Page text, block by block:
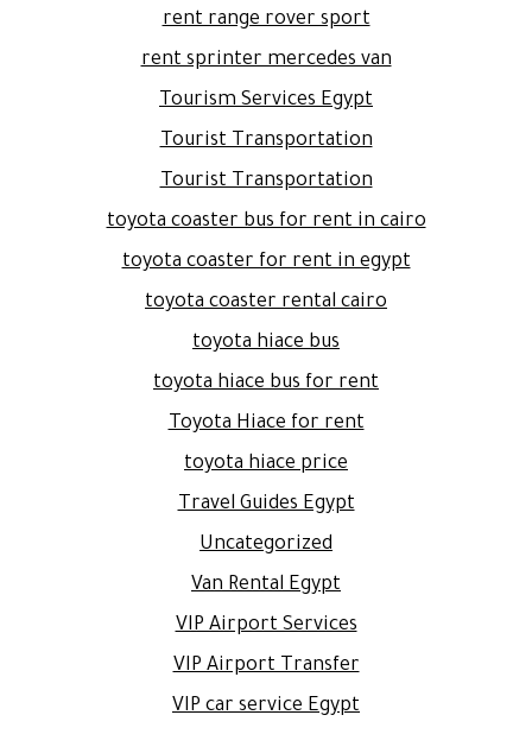
rent range rover sport
rent sprinter mercedes van
Tourism Services Egypt
Tourist Transportation
Tourist Transportation
toyota coaster bus for rent in cairo
toyota coaster for rent in egypt
toyota coaster rental cairo
toyota hiace bus
toyota hiace bus for rent
Toyota Hiace for rent
toyota hiace price
Travel Guides Egypt
Uncategorized
Van Rental Egypt
VIP Airport Services
VIP Airport Transfer
VIP car service Egypt